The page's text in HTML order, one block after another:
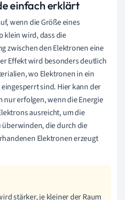
einfach erklärt
wenn die Größe eines
klein wird, dass die
zwischen den Elektronen eine
Effekt wird besonders deutlich
wo Elektronen in ein
sind. Hier kann der
nur erfolgen, wenn die Energie
ausreicht, um die
die durch die
Elektronen erzeugt
stärker, je kleiner der Raum